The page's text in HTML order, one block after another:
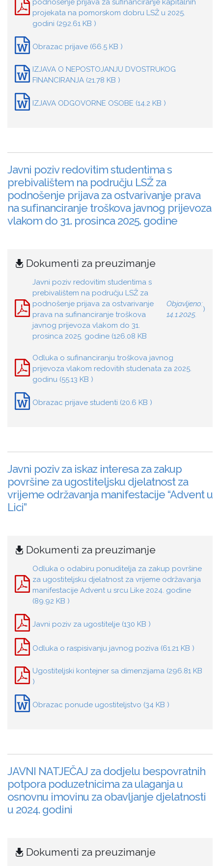
podnošenje prijava za sufinanciranje kapitalnih
projekata na pomorskom dobru LSŽ u 2025.
godini (292.61 KB )
Obrazac prijave (66.5 KB )
IZJAVA O NEPOSTOJANJU DVOSTRUKOG
FINANCIRANJA (21.78 KB )
IZJAVA ODGOVORNE OSOBE (14.2 KB )
Javni poziv redovitim studentima s
prebivalištem na području LSŽ za
podnošenje prijava za ostvarivanje prava
na sufinanciranje troškova javnog prijevoza
vlakom do 31. prosinca 2025. godine
Dokumenti za preuzimanje
Javni poziv redovitim studentima s
prebivalištem na području LSŽ za
podnošenje prijava za ostvarivanje
prava na sufinanciranje troškova
javnog prijevoza vlakom do 31.
prosinca 2025. godine (126.08 KB
Objavljeno:
14.1.2025.
)
Odluka o sufinanciranju troškova javnog
prijevoza vlakom redovitih studenata za 2025.
godinu (55.13 KB )
Obrazac prijave studenti (20.6 KB )
Javni poziv za iskaz interesa za zakup
površine za ugostiteljsku djelatnost za
vrijeme održavanja manifestacije “Advent u
Lici”
Dokumenti za preuzimanje
Odluka o odabiru ponuditelja za zakup površine
za ugostiteljsku djelatnost za vrijeme održavanja
manifestacije Advent u srcu Like 2024. godine
(89.92 KB )
Javni poziv za ugostitelje (130 KB )
Odluka o raspisivanju javnog poziva (61.21 KB )
Ugostiteljski kontejner sa dimenzijama (296.81 KB
)
Obrazac ponude ugostiteljstvo (34 KB )
JAVNI NATJEČAJ za dodjelu bespovratnih
potpora poduzetnicima za ulaganja u
osnovnu imovinu za obavljanje djelatnosti
u 2024. godini
Dokumenti za preuzimanje